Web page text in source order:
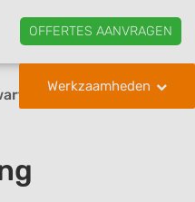
OFFERTES AANVRAGEN
Werkzaamheden